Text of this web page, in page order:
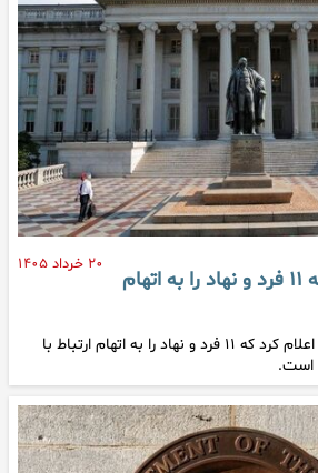
۲۰ خرداد ۱۴۰۵
تحریم‌های آمریکا علیه ۱۱ فرد و نهاد را به اتهام
دولت آمریکا روز چهارشنبه اعلام کرد که ۱۱ فرد و نهاد را به اتهام ارتباط با
است.